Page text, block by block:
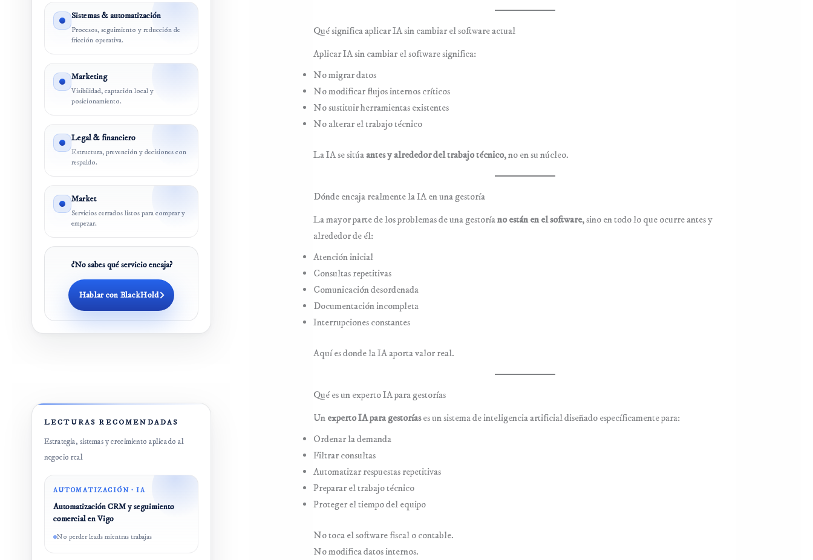
Sistemas & automatización
Procesos, seguimiento y reducción de
fricción operativa.
Marketing
Visibilidad, captación local y
posicionamiento.
Legal & financiero
Estructura, prevención y decisiones con
respaldo.
Market
Servicios cerrados listos para comprar y
empezar.
¿No sabes qué servicio encaja?
Hablar con BlackHold
LECTURAS RECOMENDADAS
Estrategia, sistemas y crecimiento aplicado al
negocio real
AUTOMATIZACIÓN · IA
Automatización CRM y seguimiento
comercial en Vigo
No perder leads mientras trabajas
Qué significa aplicar IA sin cambiar el software actual
Aplicar IA sin cambiar el software significa:
No migrar datos
No modificar flujos internos críticos
No sustituir herramientas existentes
No alterar el trabajo técnico
La IA se sitúaantes y alrededor del trabajo técnico, no en su núcleo.
Dónde encaja realmente la IA en una gestoría
La mayor parte de los problemas de una gestoríano están en el software, sino en todo lo que ocurre antes y
alrededor de él:
Atención inicial
Consultas repetitivas
Comunicación desordenada
Documentación incompleta
Interrupciones constantes
Aquí es donde la IA aporta valor real.
Qué es un experto IA para gestorías
Un experto IA para gestoríases un sistema de inteligencia artificial diseñado específicamente para:
Ordenar la demanda
Filtrar consultas
Automatizar respuestas repetitivas
Preparar el trabajo técnico
Proteger el tiempo del equipo
No toca el software fiscal o contable.
No modifica datos internos.